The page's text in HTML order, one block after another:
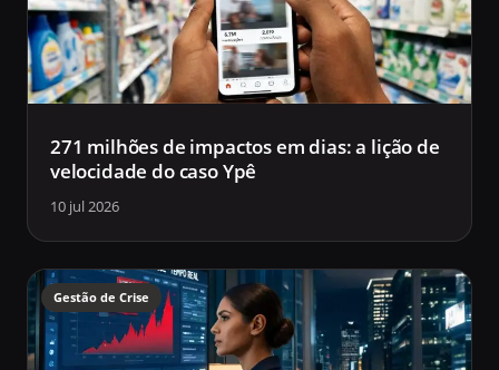
271 milhões de impactos em dias: a lição de
velocidade do caso Ypê
10 jul 2026
Gestão de Crise